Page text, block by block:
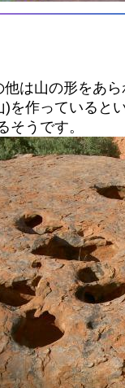
は山の形をあら
作っていると
うです。